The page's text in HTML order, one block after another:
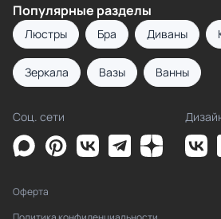
Популярные разделы
Люстры Бра Диваны
Зеркала Вазы Ванны
Соц. сети
Оферта